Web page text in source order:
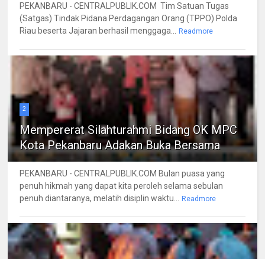
PEKANBARU - CENTRALPUBLIK.COM Tim Satuan Tugas
(Satgas) Tindak Pidana Perdagangan Orang (TPPO) Polda
Riau beserta Jajaran berhasil menggaga...
Readmore
2
Mempererat Silahturahmi Bidang OK MPC
Kota Pekanbaru Adakan Buka Bersama
PEKANBARU - CENTRALPUBLIK.COM Bulan puasa yang
penuh hikmah yang dapat kita peroleh selama sebulan
penuh diantaranya, melatih disiplin waktu...
Readmore